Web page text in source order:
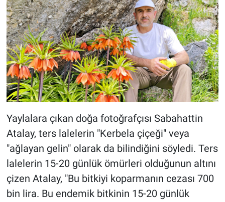
Yaylalara çıkan doğa fotoğrafçısı Sabahattin
Atalay, ters lalelerin "Kerbela çiçeği" veya
"ağlayan gelin" olarak da bilindiğini söyledi. Ters
lalelerin 15-20 günlük ömürleri olduğunun altını
çizen Atalay, "Bu bitkiyi koparmanın cezası 700
bin lira. Bu endemik bitkinin 15-20 günlük